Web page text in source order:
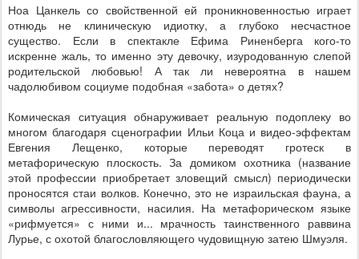
Ноа Цанкель со свойственной ей проникновенностью играет
отнюдь не клиническую идиотку, а глубоко несчастное
существо. Если в спектакле Ефима Риненберга кого-то
искренне жаль, то именно эту девочку, изуродованную слепой
родительской любовью! А так ли невероятна в нашем
чадолюбивом социуме подобная «забота» о детях?
Комическая ситуация обнаруживает реальную подоплеку во
многом благодаря сценографии Ильи Коца и видео-эффектам
Евгения Лещенко, которые переводят гротеск в
метафорическую плоскость. За домиком охотника (название
этой профессии приобретает зловещий смысл) периодически
проносятся стаи волков. Конечно, это не израильская фауна, а
символы агрессивности, насилия. На метафорическом языке
«рифмуется» с ними и... мрачность таинственного раввина
Лурье, с охотой благословляющего чудовищную затею Шмуэля.